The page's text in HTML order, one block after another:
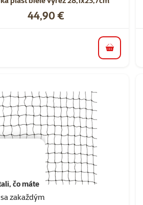
čo máte
zakaždým
Cena
44,90 €
do košíka